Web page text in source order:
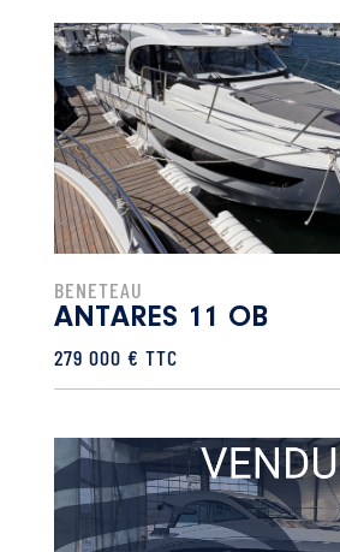
BENETEAU
ANTARES 11 OB
279 000 € TTC